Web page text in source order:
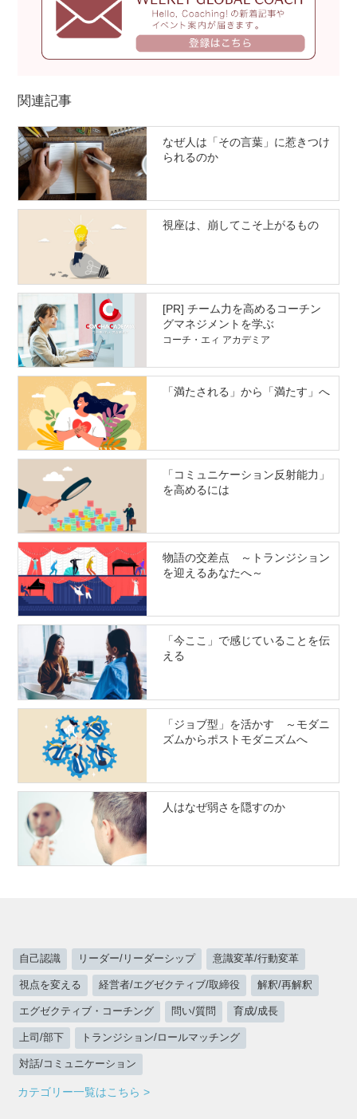
関連記事
なぜ人は「その言葉」に惹きつけ
られるのか
視座は、崩してこそ上がるもの
[PR] チーム力を高めるコーチン
グマネジメントを学ぶ
コーチ・エィ アカデミア
「満たされる」から「満たす」へ
「コミュニケーション反射能力」
を高めるには
物語の交差点 ～トランジション
を迎えるあなたへ～
「今ここ」で感じていることを伝
える
「ジョブ型」を活かす ～モダニ
ズムからポストモダニズムへ
人はなぜ弱さを隠すのか
自己認識 リーダー/リーダーシップ 意識変革/行動変革
視点を変える 経営者/エグゼクティブ/取締役 解釈/再解釈
エグゼクティブ・コーチング 問い/質問 育成/成長
上司/部下 トランジション/ロールマッチング
対話/コミュニケーション
カテゴリー一覧はこちら >